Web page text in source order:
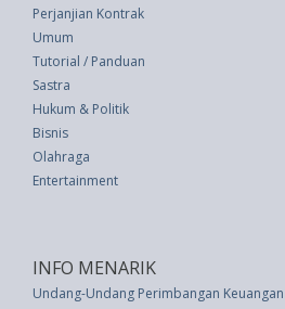
Perjanjian Kontrak
Umum
Tutorial / Panduan
Sastra
Hukum & Politik
Bisnis
Olahraga
Entertainment
INFO MENARIK
Undang-Undang Perimbangan